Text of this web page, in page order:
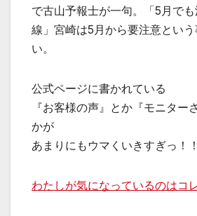
で古山予報士が一句。「5月で
線」宮崎は5月から要注意とい
い。
公式ページに書かれている
『お客様の声』とか『モニター
かが
あまりにもウマくいきすぎっ！
わたしが気になっているのはコ